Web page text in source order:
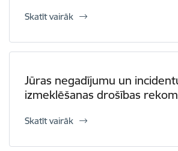
Skatīt vairāk
Jūras negadījumu un
izmeklēšanas drošības
Skatīt vairāk